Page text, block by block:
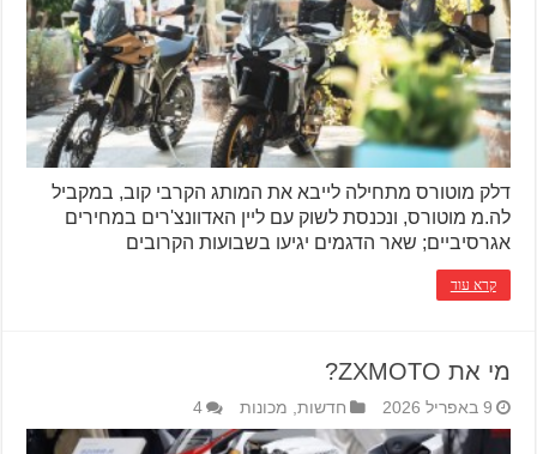
דלק מוטורס מתחילה לייבא את המותג הקרבי קוב, במקביל
לה.מ מוטורס, ונכנסת לשוק עם ליין האדוונצ'רים במחירים
אגרסיביים; שאר הדגמים יגיעו בשבועות הקרובים
קרא עוד
מי את ZXMOTO?
9 באפריל 2026 חדשות, מכונות 4